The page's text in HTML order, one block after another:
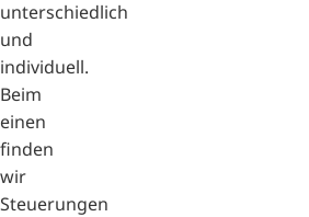
unterschiedlich
und
individuell.
Beim
einen
finden
wir
Steuerungen